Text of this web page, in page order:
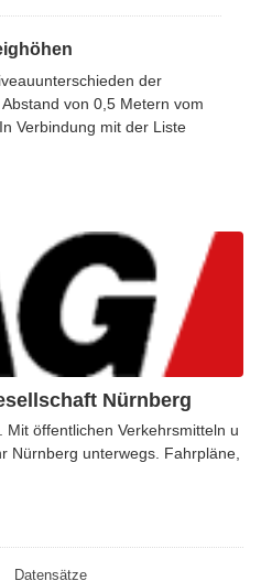
Nürnberg
öffentlichen Verkehrsmitteln u
Nürnberg unterwegs. Fahrpläne,
Datensätze
der
von 0,5 Metern vom
Verbindung mit der Liste